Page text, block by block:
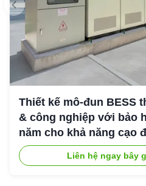
Thiết kế mô-đun BESS
& công nghiệp với bảo
năm cho khả năng cạo
trữ năng lượng công
Liên hệ ngay bây